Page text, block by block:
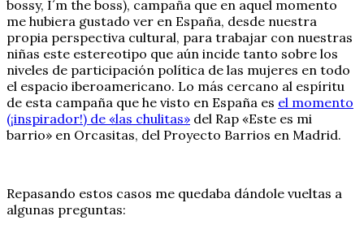
bossy, I´m the boss), campaña que en aquel momento
me hubiera gustado ver en España, desde nuestra
propia perspectiva cultural, para trabajar con nuestras
niñas este estereotipo que aún incide tanto sobre los
niveles de participación política de las mujeres en todo
el espacio iberoamericano. Lo más cercano al espíritu
de esta campaña que he visto en España es el momento
(¡inspirador!) de «las chulitas» del Rap «Este es mi
barrio» en Orcasitas, del Proyecto Barrios en Madrid.
Repasando estos casos me quedaba dándole vueltas a
algunas preguntas: